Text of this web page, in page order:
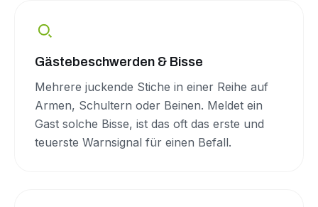
Gästebeschwerden & Bisse
Mehrere juckende Stiche in einer Reihe auf
Armen, Schultern oder Beinen. Meldet ein
Gast solche Bisse, ist das oft das erste und
teuerste Warnsignal für einen Befall.